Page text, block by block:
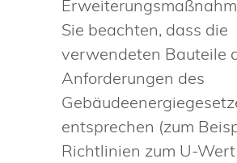
Sie beachten, dass die
verwendeten Bauteile
Anforderungen des
entsprechen (zum
Richtlinien zum U-